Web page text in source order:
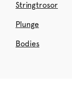
Stringtrosor
Plunge
Bodies